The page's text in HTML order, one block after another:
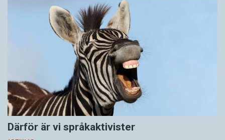
Därför är vi språkaktivister